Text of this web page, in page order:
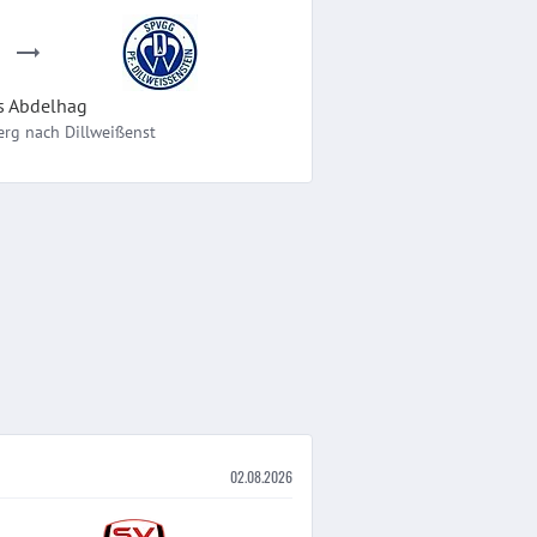
II
Dillweißenst
II 5
Zasch Türk. SV Müh
3 0
Abdelhag
nach Dillweißenst
02.08.2026